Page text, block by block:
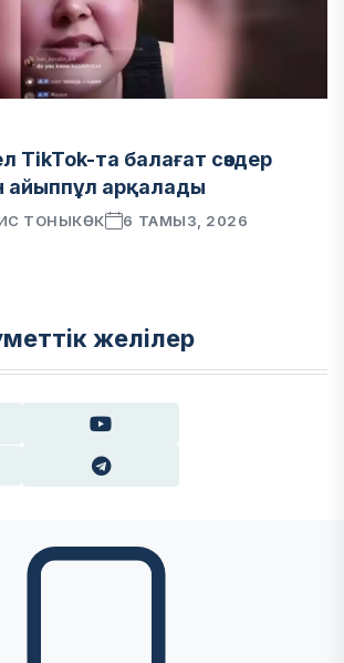
TikTok-та балағат сөздер
айыппұл арқалады
ТОНЫКӨК 6 ТАМЫЗ, 2026
желілер